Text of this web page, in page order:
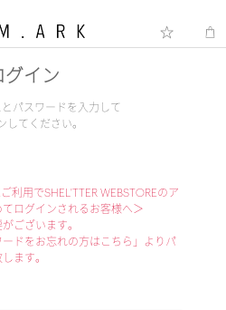
グイン
パスワードを入力して
してください。
利用でSHEL'TTER WEBSTOREのア
ログインされるお客様へ＞
ございます。
ドをお忘れの方はこちら」よりパ
ます。